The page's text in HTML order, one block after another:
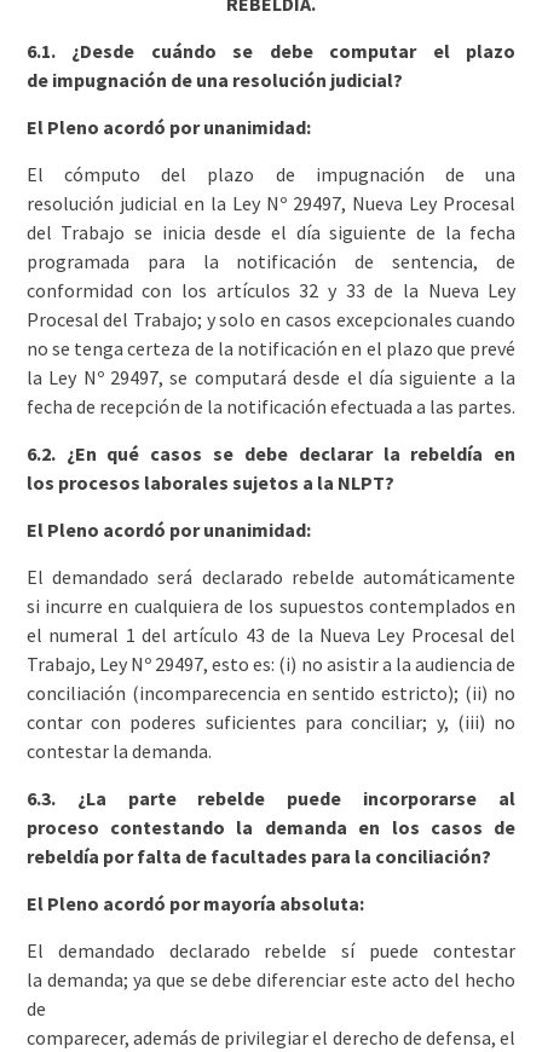
6.1. ¿Desde cuándo se debe computar el plazo
de impugnación de una resolución judicial?
El Pleno acordó por unanimidad:
El cómputo del plazo de impugnación de una
resolución judicial en la Ley Nº 29497, Nueva Ley Procesal
del Trabajo se inicia desde el día siguiente de la fecha
programada para la notificación de sentencia, de
conformidad con los artículos 32 y 33 de la Nueva Ley
Procesal del Trabajo; y solo en casos excepcionales cuando
no se tenga certeza de la notificación en el plazo que prevé
la Ley Nº 29497, se computará desde el día siguiente a la
fecha de recepción de la notificación efectuada a las partes.
6.2. ¿En qué casos se debe declarar la rebeldía en
los procesos laborales sujetos a la NLPT?
El Pleno acordó por unanimidad:
El demandado será declarado rebelde automáticamente
si incurre en cualquiera de los supuestos contemplados en
el numeral 1 del artículo 43 de la Nueva Ley Procesal del
Trabajo, Ley Nº 29497, esto es: (i) no asistir a la audiencia de
conciliación (incomparecencia en sentido estricto); (ii) no
contar con poderes suficientes para conciliar; y, (iii) no
contestar la demanda.
6.3. ¿La parte rebelde puede incorporarse al
proceso contestando la demanda en los casos de
rebeldía por falta de facultades para la conciliación?
El Pleno acordó por mayoría absoluta:
El demandado declarado rebelde sí puede contestar
la demanda; ya que se debe diferenciar este acto del hecho
de
comparecer, además de privilegiar el derecho de defensa, el